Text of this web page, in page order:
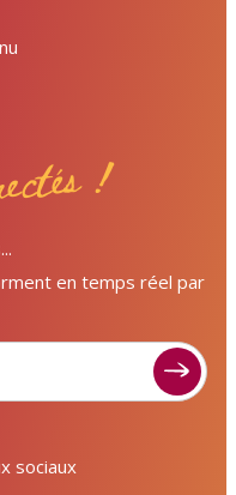
!
en temps réel par
sociaux
Participer ?